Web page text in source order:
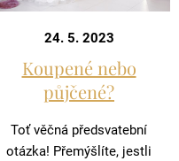
24. 5. 2023
Koupené nebo
půjčené?
Toť věčná předsvatební
otázka! Přemýšlíte, jestli